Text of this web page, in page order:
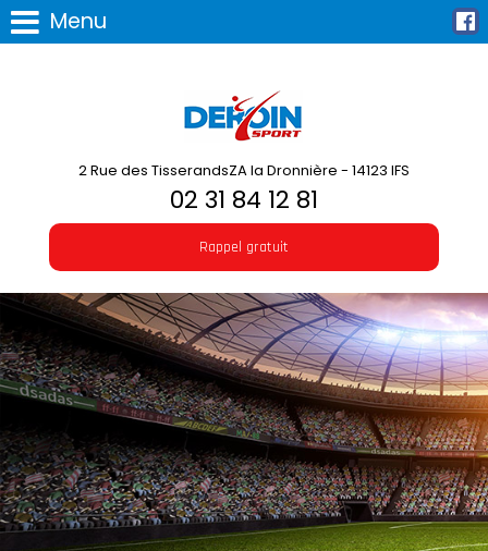
Menu
2 Rue des TisserandsZA la Dronnière - 14123 IFS
02 31 84 12 81
Rappel gratuit